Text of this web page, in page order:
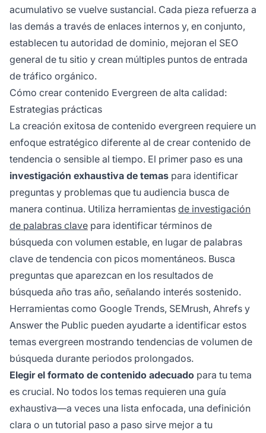
acumulativo se vuelve sustancial. Cada pieza refuerza a
las demás a través de enlaces internos y, en conjunto,
establecen tu autoridad de dominio, mejoran el SEO
general de tu sitio y crean múltiples puntos de entrada
de tráfico orgánico.
Cómo crear contenido Evergreen de alta calidad:
Estrategias prácticas
La creación exitosa de contenido evergreen requiere un
enfoque estratégico diferente al de crear contenido de
tendencia o sensible al tiempo. El primer paso es una
investigación exhaustiva de temas para identificar
preguntas y problemas que tu audiencia busca de
manera continua. Utiliza herramientas de investigación
de palabras clave para identificar términos de
búsqueda con volumen estable, en lugar de palabras
clave de tendencia con picos momentáneos. Busca
preguntas que aparezcan en los resultados de
búsqueda año tras año, señalando interés sostenido.
Herramientas como Google Trends, SEMrush, Ahrefs y
Answer the Public pueden ayudarte a identificar estos
temas evergreen mostrando tendencias de volumen de
búsqueda durante periodos prolongados.
Elegir el formato de contenido adecuado para tu tema
es crucial. No todos los temas requieren una guía
exhaustiva—a veces una lista enfocada, una definición
clara o un tutorial paso a paso sirve mejor a tu